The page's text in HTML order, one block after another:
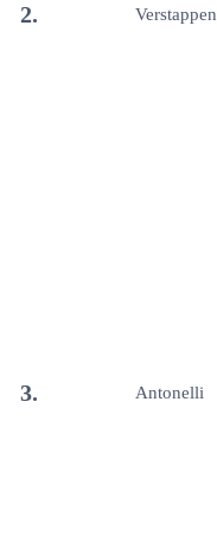
2. Verstappen
3. Antonelli